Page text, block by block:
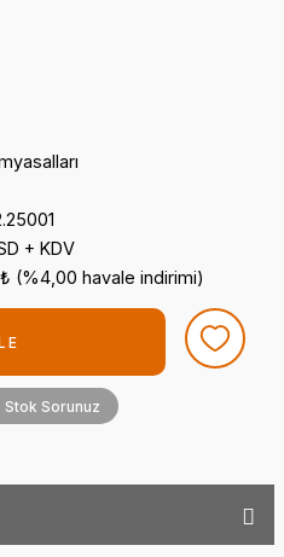
+ KDV
(%4,00 havale indirimi)
Stok Sorunuz